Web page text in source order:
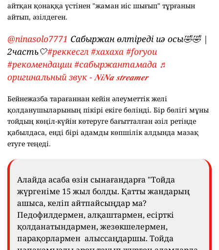
айтқан қонаққа үстінен "жаман иіс шығып" тұрғанын
айтып, әзілдеген.
@ninasolo7771 Сабыржан өлтіреді иә осы🤣🤣 |
2часть🤍#реккесгл #хахаха #foryou
#рекомендации #сабыржантамада ♬
оригинальный звук - 𝑵𝒊𝑵𝒂 𝒔𝒕𝒓𝒆𝒂𝒎𝒆𝒓
Бейнежазба тарағаннан кейін әлеуметтік желі
қолданушыларының пікірі екіге бөлінді. Бір бөлігі мұны
тойдың көңіл-күйін көтеруге бағытталған әзіл ретінде
қабылдаса, енді бірі адамды көпшілік алдында мазақ
етуге теңеді.
Алайда асаба өзін сынағандарға "Тойда
жүргеніме 15 жыл болды. Қатты жандарың
ашыса, келіп айтпайсыңдар ма?
Педофилдермен, алқаштармен, есірткі
қолданатындармен, жезөкшелермен,
парақорлармен алыссаңдаршы. Тойда